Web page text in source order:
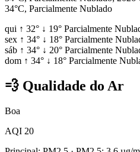
34°C, Parcialmente Nublado
qui ↑ 32° ↓ 19° Parcialmente
sex ↑ 34° ↓ 18° Parcialmente
sáb ↑ 34° ↓ 20° Parcialmente
dom ↑ 34° ↓ 18° Parcialmente
💨 Qualidade do Ar
Boa
AQI 20